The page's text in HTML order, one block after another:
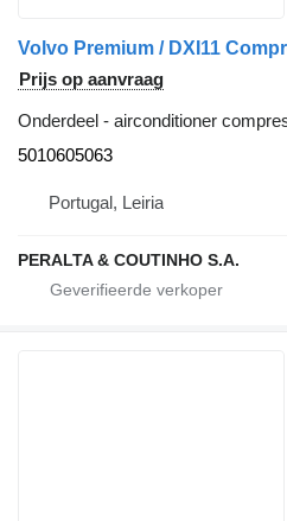
Prijs op aanvraag
Onderdeel - airconditioner
5010605063
Portugal, Leiria
PERALTA & COUTINHO S.A.